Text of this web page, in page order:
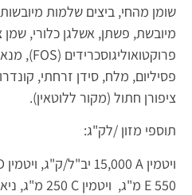
שומן מהחי, ביצים שלמות
מיובשת, פשתן, אשלגן כלורי, שמן
פרוקטואוליגוסכרידים (FOS
),
פסיליום, מלח, סידן זרחתי,
ציפורן חתול (מקור ללוטאין).
תוספי מזון /לק"ג:
ויטמין A
550
E מ"ג, ויטמין C